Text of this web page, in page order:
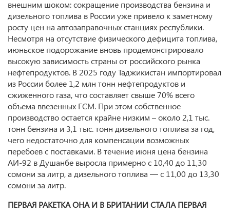
внешним шоком: сокращение производства бензина и
дизельного топлива в России уже привело к заметному
росту цен на автозаправочных станциях республики.
Несмотря на отсутствие физического дефицита топлива,
июньское подорожание вновь продемонстрировало
высокую зависимость страны от российского рынка
нефтепродуктов. В 2025 году Таджикистан импортировал
из России более 1,2 млн тонн нефтепродуктов и
сжиженного газа, что составляет свыше 70% всего
объема ввезенных ГСМ. При этом собственное
производство остается крайне низким – около 2,1 тыс.
тонн бензина и 3,1 тыс. тонн дизельного топлива за год,
чего недостаточно для компенсации возможных
перебоев с поставками. В течение июня цена бензина
АИ-92 в Душанбе выросла примерно с 10,40 до 11,30
сомони за литр, а дизельного топлива — с 11,00 до 13,30
сомони за литр.
ПЕРВАЯ РАКЕТКА ОНА И В БРИТАНИИ СТАЛА ПЕРВАЯ